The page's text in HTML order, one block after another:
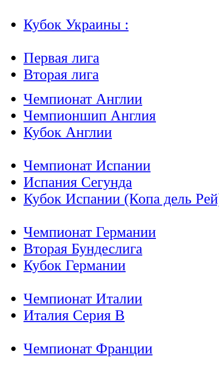
Кубок Украины :
Первая лига
Вторая лига
Чемпионат Англии
Чемпионшип Англия
Кубок Англии
Чемпионат Испании
Испания Сегунда
Кубок Испании (Копа дель
Чемпионат Германии
Вторая Бундеслига
Кубок Германии
Чемпионат Италии
Италия Серия B
Чемпионат Франции